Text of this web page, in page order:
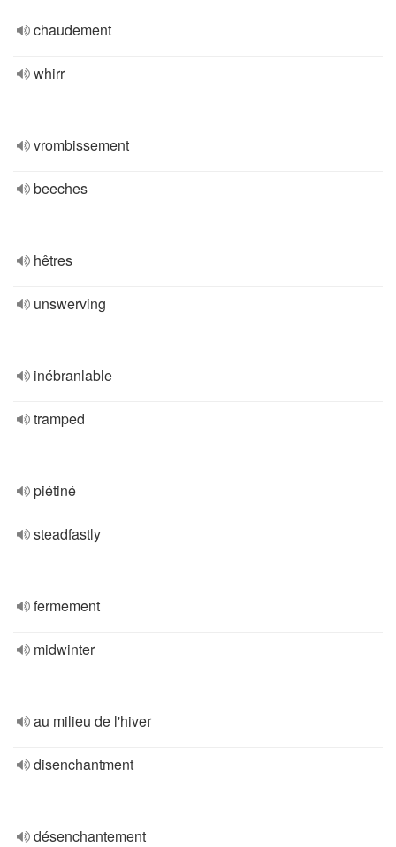
chaudement
whirr
vrombissement
beeches
hêtres
unswerving
inébranlable
tramped
piétiné
steadfastly
fermement
midwinter
au milieu de l'hiver
disenchantment
désenchantement